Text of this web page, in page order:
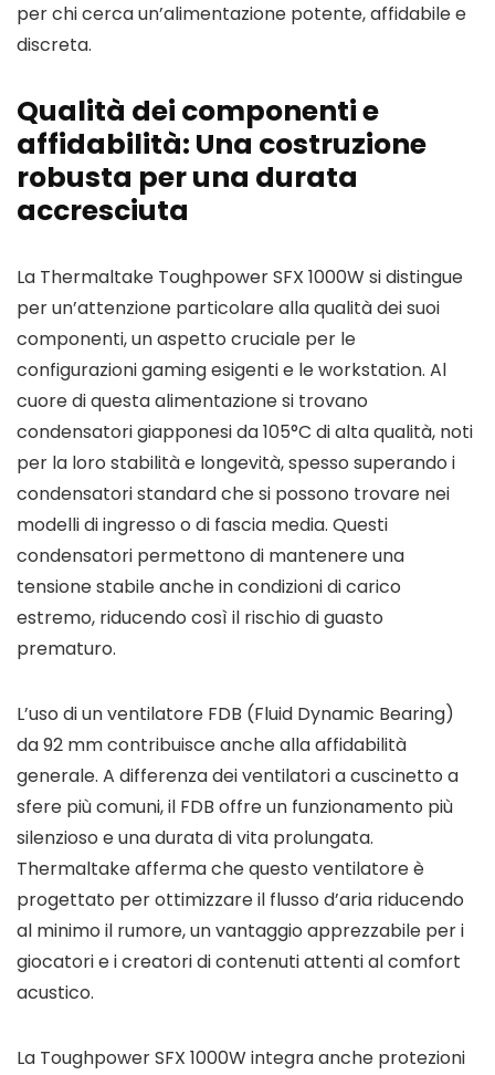
per chi cerca un’alimentazione potente, affidabile e
discreta.
Qualità dei componenti e
affidabilità: Una costruzione
robusta per una durata
accresciuta
La Thermaltake Toughpower SFX 1000W si distingue
per un’attenzione particolare alla qualità dei suoi
componenti, un aspetto cruciale per le
configurazioni gaming esigenti e le workstation. Al
cuore di questa alimentazione si trovano
condensatori giapponesi da 105°C di alta qualità, noti
per la loro stabilità e longevità, spesso superando i
condensatori standard che si possono trovare nei
modelli di ingresso o di fascia media. Questi
condensatori permettono di mantenere una
tensione stabile anche in condizioni di carico
estremo, riducendo così il rischio di guasto
prematuro.
L’uso di un ventilatore FDB (Fluid Dynamic Bearing)
da 92 mm contribuisce anche alla affidabilità
generale. A differenza dei ventilatori a cuscinetto a
sfere più comuni, il FDB offre un funzionamento più
silenzioso e una durata di vita prolungata.
Thermaltake afferma che questo ventilatore è
progettato per ottimizzare il flusso d’aria riducendo
al minimo il rumore, un vantaggio apprezzabile per i
giocatori e i creatori di contenuti attenti al comfort
acustico.
La Toughpower SFX 1000W integra anche protezioni